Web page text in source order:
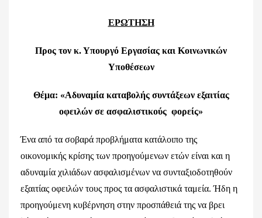
ΕΡΩΤΗΣΗ
Προς τον κ. Υπουργό Εργασίας και Κοινωνικών
Υποθέσεων
Θέμα: «Αδυναμία καταβολής συντάξεων εξαιτίας
οφειλών σε ασφαλιστικούς φορείς»
Ένα από τα σοβαρά προβλήματα κατάλοιπο της
οικονομικής κρίσης των προηγούμενων ετών είναι και η
αδυναμία χιλιάδων ασφαλισμένων να συνταξιοδοτηθούν
εξαιτίας οφειλών τους προς τα ασφαλιστικά ταμεία. Ήδη η
προηγούμενη κυβέρνηση στην προσπάθειά της να βρει